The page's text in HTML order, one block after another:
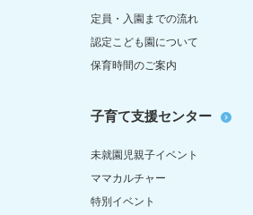
定員・入園までの流れ
認定こども園について
保育時間のご案内
子育て支援センター
未就園児親子イベント
ママカルチャー
特別イベント